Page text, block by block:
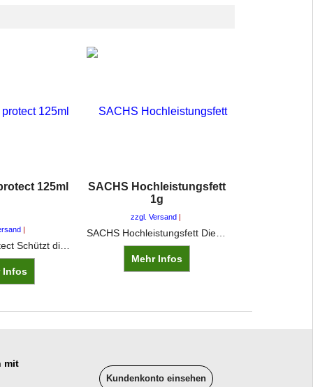
125ml
Infos
SACHS Hochleistungsfett
1g
zzgl. Versand
SACHS Hochleistungsfett Dieses Fett wird zur Kupplungsmontage genutzt. Man schmiert wenig davon auf die Nabe der Scheibe und ein wenig auf die Ausrücklager-Bolzen.
Mehr Infos
mit
Kundenkonto einsehen